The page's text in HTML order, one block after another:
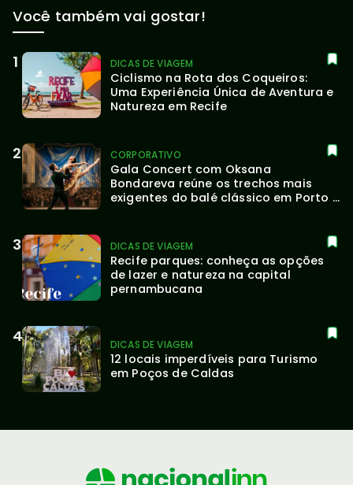
Você também vai gostar!
DICAS DE VIAGEM
Ciclismo na Rota dos Coqueiros:
Uma Experiência Única de Aventura e
Natureza em Recife
CORPORATIVO
Gala Concert com Oksana
Bondareva reúne os trechos mais
exigentes do balé clássico em Porto
DICAS DE VIAGEM
Recife parques: conheça as opções
de lazer e natureza na capital
pernambucana
DICAS DE VIAGEM
12 locais imperdíveis para Turismo
em Poços de Caldas